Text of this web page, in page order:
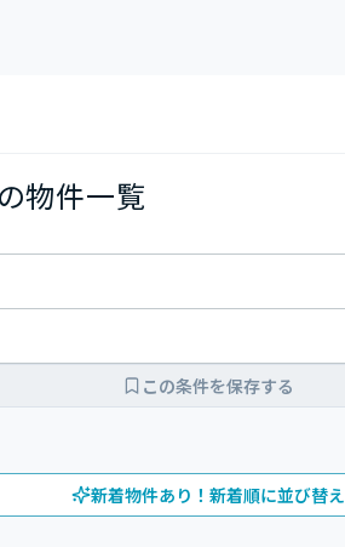
物件一覧
この条件を保存する
新着物件あり！新着順に並び替え